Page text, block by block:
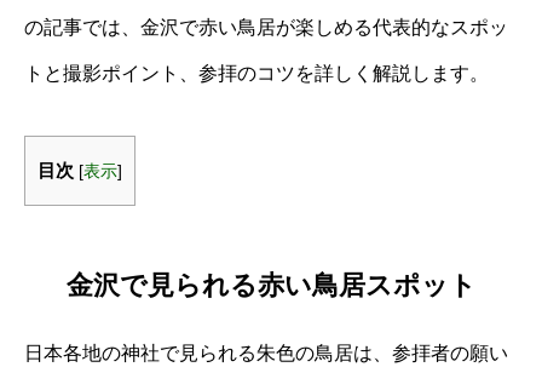
の記事では、金沢で赤い鳥居が楽しめる代表的なスポッ
トと撮影ポイント、参拝のコツを詳しく解説します。
目次 [表示]
金沢で見られる赤い鳥居スポット
日本各地の神社で見られる朱色の鳥居は、参拝者の願い